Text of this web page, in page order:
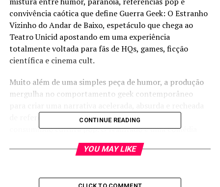
convivência caótica que define Guerra Geek: O Estranho
Vizinho do Andar de Baixo, espetáculo que chega ao
Teatro Unicid apostando em uma experiência
totalmente voltada para fãs de HQs, games, ficção
científica e cinema cult.
Muito além de uma simples peça de humor, a produção
mergulha no comportamento geek contemporâneo
de referências reconhecíveis para quem cresceu
consumindo cultura pop. O resultado é uma comédia
que parece entender perfeitamente a linguagem da
geração gamer e nerd atual.
CONTINUE READING
YOU MAY LIKE